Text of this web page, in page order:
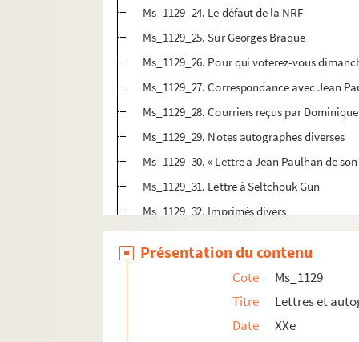
Ms_1129_24. Le défaut de la NRF
Ms_1129_25. Sur Georges Braque
Ms_1129_26. Pour qui voterez-vous
Ms_1129_27. Correspondance avec Jean
Ms_1129_28. Courriers reçus par
Ms_1129_29. Notes autographes diverses
Ms_1129_30. « Lettre a Jean Paulhan de
Ms_1129_31. Lettre à Seltchouk Gün
Ms_1129_32. Imprimés divers
Présentation du contenu
Cote
Ms_1129
Titre
Lettres et
Date
XXe